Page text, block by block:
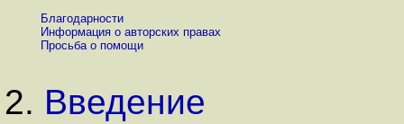
Благодарности
Информация о авторских правах
Просьба о помощи
2. Введение